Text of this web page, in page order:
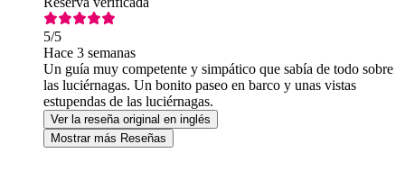
5/5
Hace 3 semanas
Un guía muy competente y simpático que sabía de todo sobre
las luciérnagas. Un bonito paseo en barco y unas vistas
estupendas de las luciérnagas.
Ver la reseña original en inglés
Mostrar más Reseñas